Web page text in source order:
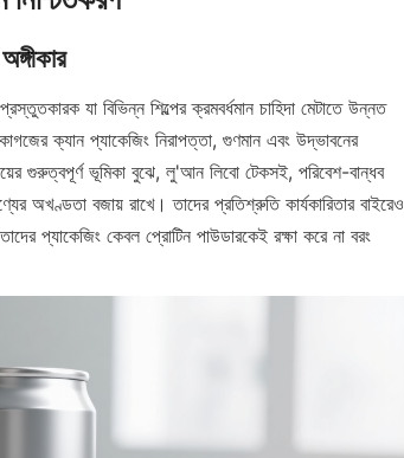
যা বিভিন্ন শিল্পের ক্রমবর্ধমান চাহিদা মেটাতে উন্নত
ক্যান প্যাকেজিং নিরাপত্তা, গুণমান এবং উদ্ভাবনের
গুরুত্বপূর্ণ ভূমিকা বুঝে, লু'আন লিবো টেকসই, পরিবেশ-বান্ধব
অখণ্ডতা বজায় রাখে। তাদের প্রতিশ্রুতি কার্যকারিতার বাইরেও
প্যাকেজিং কেবল প্রোটিন পাউডারকেই রক্ষা করে না বরং